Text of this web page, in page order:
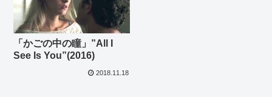
「かごの中の瞳」”All I
See Is You”(2016)
2018.11.18